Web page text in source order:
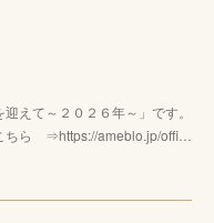
えて～２０２６年～」です。
ちら ⇒https://ameblo.jp/offi…